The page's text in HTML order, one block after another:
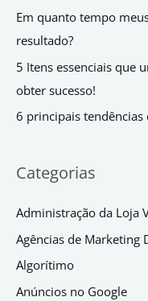
Em quanto tempo
resultado?
5 Itens essenciais que
obter sucesso!
6 principais
Categorias
Administração da Loja
Agências de Marketing
Algorítimo
Anúncios no Google